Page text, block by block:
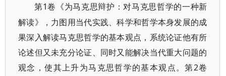
第1卷《为马克思辩护：对马克思哲学的一种新
解读》，力图用当代实践、科学和哲学本身发展的成
果深入解读马克思哲学的基本观点，系统论证他有所
论述但又未充分论证、同时又能解决当代重大问题的
观念，使其上升为马克思哲学的基本观点。第2卷